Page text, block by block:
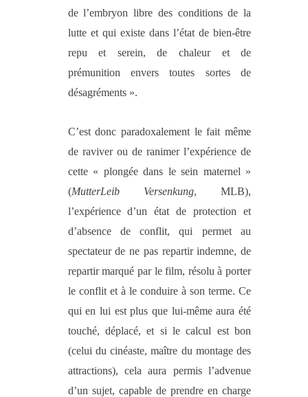
de l’embryon libre des conditions de la
lutte et qui existe dans l’état de bien-être
repu et serein, de chaleur et de
prémunition envers toutes sortes de
désagréments ».
C’est donc paradoxalement le fait même
de raviver ou de ranimer l’expérience de
cette « plongée dans le sein maternel »
(MutterLeib Versenkung, MLB),
l’expérience d’un état de protection et
d’absence de conflit, qui permet au
spectateur de ne pas repartir indemne, de
repartir marqué par le film, résolu à porter
le conflit et à le conduire à son terme. Ce
qui en lui est plus que lui-même aura été
touché, déplacé, et si le calcul est bon
(celui du cinéaste, maître du montage des
attractions), cela aura permis l’advenue
d’un sujet, capable de prendre en charge